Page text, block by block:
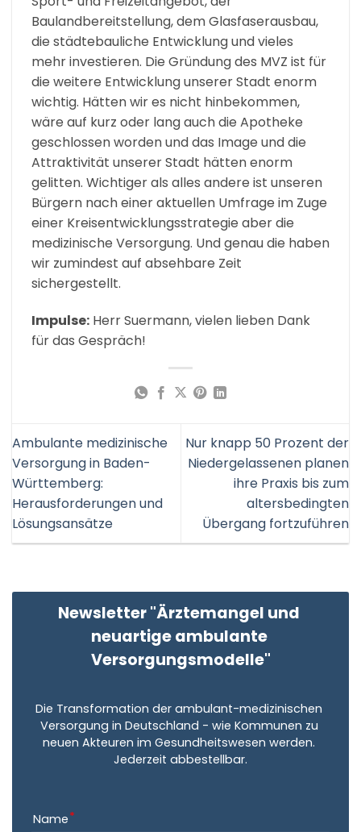
Baulandbereitstellung, dem Glasfaserausbau,
die städtebauliche Entwicklung und vieles
mehr investieren. Die Gründung des MVZ ist für
die weitere Entwicklung unserer Stadt enorm
wichtig. Hätten wir es nicht hinbekommen,
wäre auf kurz oder lang auch die Apotheke
geschlossen worden und das Image und die
Attraktivität unserer Stadt hätten enorm
gelitten. Wichtiger als alles andere ist unseren
Bürgern nach einer aktuellen Umfrage im Zuge
einer Kreisentwicklungsstrategie aber die
medizinische Versorgung. Und genau die haben
wir zumindest auf absehbare Zeit
sichergestellt.
Impulse: Herr Suermann, vielen lieben Dank
für das Gespräch!
Ambulante medizinische
Versorgung in Baden-
Württemberg:
Herausforderungen und
Lösungsansätze
Nur knapp 50 Prozent der
Niedergelassenen planen
ihre Praxis bis zum
altersbedingten
Übergang fortzuführen
Newsletter "Ärztemangel und
neuartige ambulante
Versorgungsmodelle"
Die Transformation der ambulant-medizinischen
Versorgung in Deutschland - wie Kommunen zu
neuen Akteuren im Gesundheitswesen werden.
Jederzeit abbestellbar.
Name